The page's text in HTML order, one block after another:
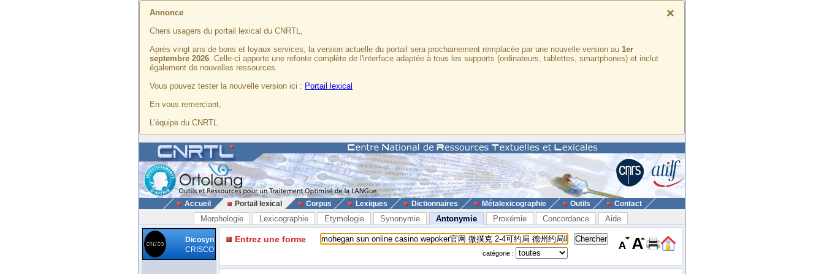
×
Annonce
Chers usagers du portail lexical du CNRTL,
Après vingt ans de bons et loyaux services, la version actuelle du portail sera prochainement remplacée par une nouvelle version au 1er
septembre 2026. Celle-ci apporte une refonte complète de l'interface adaptée à tous les supports (ordinateurs, tablettes, smartphones) et inclut
également de nouvelles ressources.
Vous pouvez tester la nouvelle version ici : Portail lexical
En vous remerciant,
L'équipe du CNRTL
Accueil Portail lexical Corpus Lexiques Dictionnaires Métalexicographie Outils Contact
Morphologie Lexicographie Etymologie Synonymie Antonymie Proxémie Concordance Aide
Dicosyn
CRISCO
Entrez une forme
catégorie :